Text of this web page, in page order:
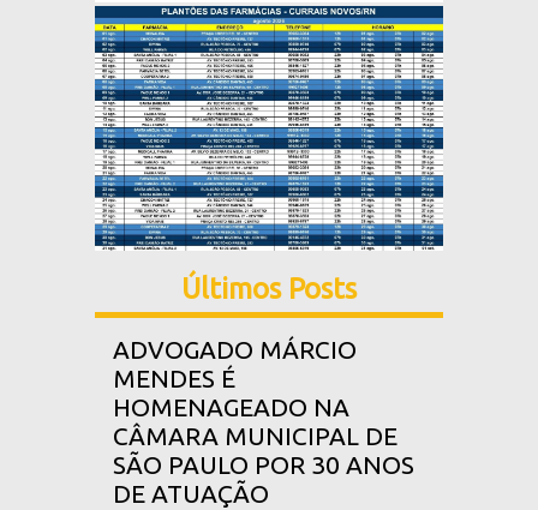
Últimos Posts
ADVOGADO MÁRCIO
MENDES É
HOMENAGEADO NA
CÂMARA MUNICIPAL DE
SÃO PAULO POR 30 ANOS
DE ATUAÇÃO